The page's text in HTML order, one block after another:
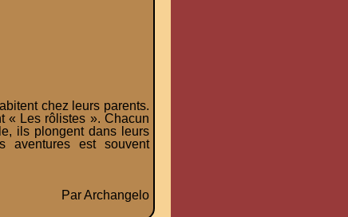
chez leurs parents.
« Les rôlistes ». Chacun
ils plongent dans leurs
aventures est souvent
Par Archangelo